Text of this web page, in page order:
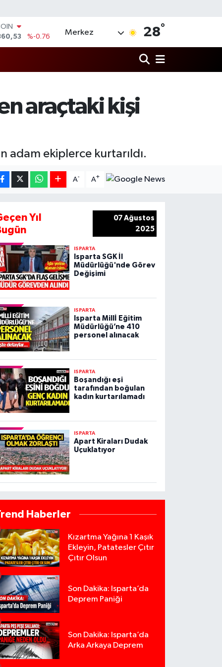
%-0.76
ALTIN
%1.44
Merkez 28°
araçtaki kişi
adam ekiplerce kurtarıldı.
A- A+
Yıl
07 Ağustos
2025
ISPARTA
Isparta SGK İl
Müdürlüğü'nde Görev
Değişimi
ISPARTA
Isparta Millİ Eğitim
Müdürlüğü’ne 410
personel alınacak
ISPARTA
Boşandığı eşi
tarafından boğulan
kadın kurtarılamadı
ISPARTA
Apart Kiraları Dudak
Uçuklatıyor
Haberler
Kızartma Yağına 1 Kaşık
Ekleyin, Patatesler Çıtır
Çıtır Olsun
Son Dakika: Isparta’da
Deprem Paniği
Son Dakika: Isparta’da
Arka Arkaya Deprem